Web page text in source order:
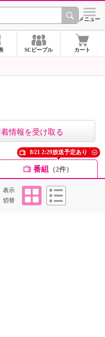
ショッ
メニュー
SCピープル カート
情報を受け取る
番組 （2件）
8/21 2:29放送予定あり
表示
切替
タイル